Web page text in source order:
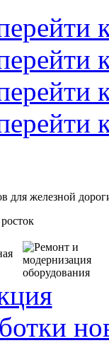
для железной